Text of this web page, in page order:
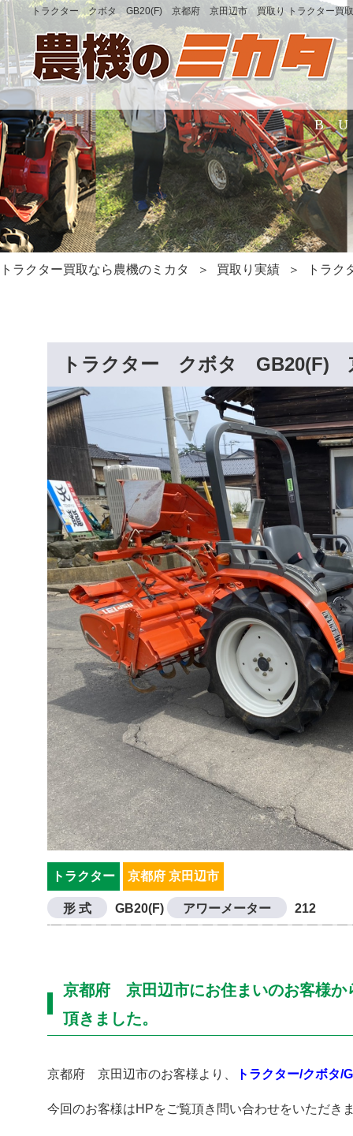
トラクター クボタ GB20(F) 京都府 京田辺市 買取り トラクター買取
トラクター買取なら農機のミカタ 買取り実績 トラ
トラクター クボタ GB20(F)
トラクター 京都府 京田辺市
形 式 GB20(F) アワーメーター 212
京都府 京田辺市にお住まいのお客様か
頂きました。
京都府 京田辺市のお客様より、 トラクター/クボタ/
今回のお客様はHPをご覧頂き問い合わせをいただき